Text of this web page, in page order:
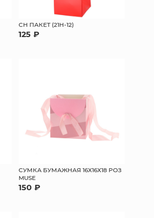
СН ПАКЕТ (21H-12)
125 ₽
СУМКА БУМАЖНАЯ 16Х16Х18 РОЗ
MUSE
150 ₽